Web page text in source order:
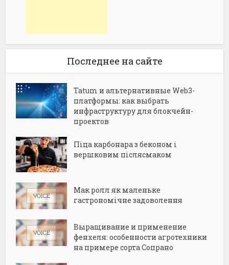
Последнее на сайте
Tatum и альтернативные Web3-
платформы: как выбрать
инфраструктуру для блокчейн-
проектов
Піца карбонара з беконом і
вершковим післясмаком
Мак ролл як маленьке
гастрономічне задоволення
Выращивание и применение
фенхеля: особенности агротехники
на примере сорта Сопрано